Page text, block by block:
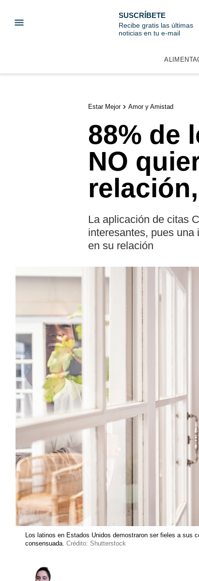
SUSCRÍBETE
Recibe gratis las últimas
noticias en tu e-mail
Estar Mejor Amor y Amistad
88% de
NO
La aplicación de citas
interesantes, pues
en su relación
Los latinos en Estados Unidos demostraron ser fieles a sus
consensuada. Crédito: Shutterstock